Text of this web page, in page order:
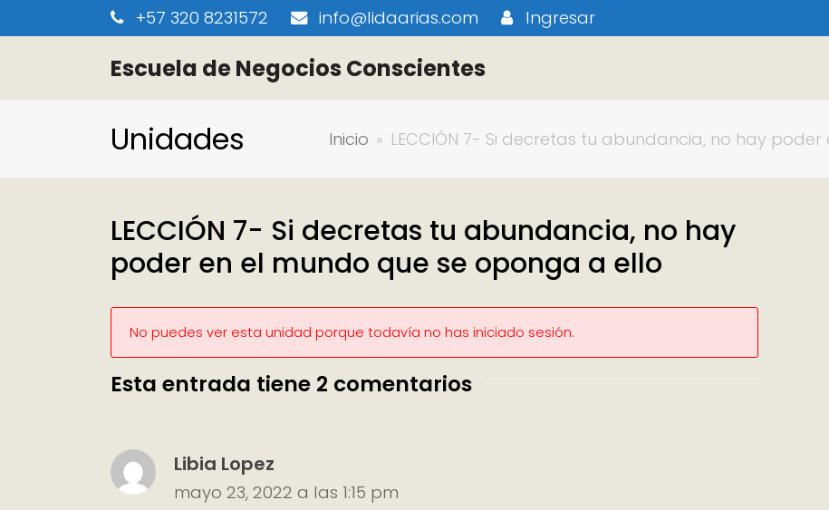
+57 320 8231572 info@lidaarias.com Ingresar
Escuela de Negocios Conscientes
Unidades Inicio » LECCIÓN 7- Si decretas tu abundancia, no hay
LECCIÓN 7- Si decretas tu abundancia, no hay
poder en el mundo que se oponga a ello
No puedes ver esta unidad porque todavía no has iniciado sesión.
Esta entrada tiene 2 comentarios
Libia Lopez
mayo 23, 2022 a las 1:15 pm